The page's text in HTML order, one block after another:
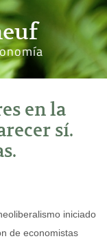
en la
sí.
iniciado
de economistas